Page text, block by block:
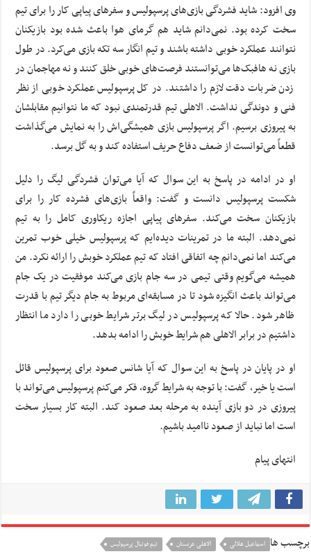
وی افزود: شاید فشردگی بازی‌های پرسپولیس و سفرهای پیاپی کار را برای تیم
سخت کرده بود. نمی‌دانم شاید هم گرمای هوا باعث شده بود بازیکنان
نتوانند عملکرد خوبی داشته باشند و تیم انگار سه تکه بازی می‌کرد. در طول
بازی نه هافبک‌ها می‌توانستند فرصت‌های خوبی خلق کنند و نه مهاجمان در
زدن ضربات دقت لازم را داشتند. در کل پرسپولیس عملکرد خوبی از نظر
فنی و دوندگی نداشت. الاهلی تیم قدرتمندی نبود که ما نتوانیم مقابلشان
به پیروزی برسیم. اگر پرسپولیس بازی همیشگی‌اش را به نمایش می‌گذاشت
قطعاً می‌توانست از ضعف دفاع حریف استفاده کند و به گل برسد.
او در ادامه در پاسخ به این سوال که آیا می‌توان فشردگی لیگ را دلیل
شکست پرسپولیس دانست و گفت: واقعاً بازی‌های فشرده کار را برای
بازیکنان سخت می‌کند. سفرهای پیاپی اجازه ریکاوری کامل را به تیم
نمی‌دهد. البته ما در تمرینات دیده‌ایم که پرسپولیس خیلی خوب تمرین
می‌کند اما نمی‌دانم چه اتفاقی افتاد که تیم عملکرد خوبش را ارائه نکرد. من
همیشه می‌گویم وقتی تیمی در سه جام بازی می‌کند موفقیت در یک جام
می‌تواند باعث انگیزه شود تا در مسابقه‌ای مربوط به جام دیگر تیم با قدرت
ظاهر شود. حالا که پرسپولیس در لیگ برتر شرایط خوبی را دارد ما انتظار
داشتیم در برابر الاهلی هم شرایط خوبش را ادامه بدهد.
او در پایان در پاسخ به این سوال که آیا شانس صعود برای پرسپولیس قائل
است یا خیر، گفت: با توجه به شرایط گروه، فکر می‌کنم پرسپولیس می‌تواند با
پیروزی در دو بازی آینده به مرحله بعد صعود کند. البته کار بسیار سخت
است اما نباید از صعود ناامید باشیم.
انتهای پیام
برچسب ها اسماعیل هلالی الاهلی عربستان تيم فوتبال پرسپوليس